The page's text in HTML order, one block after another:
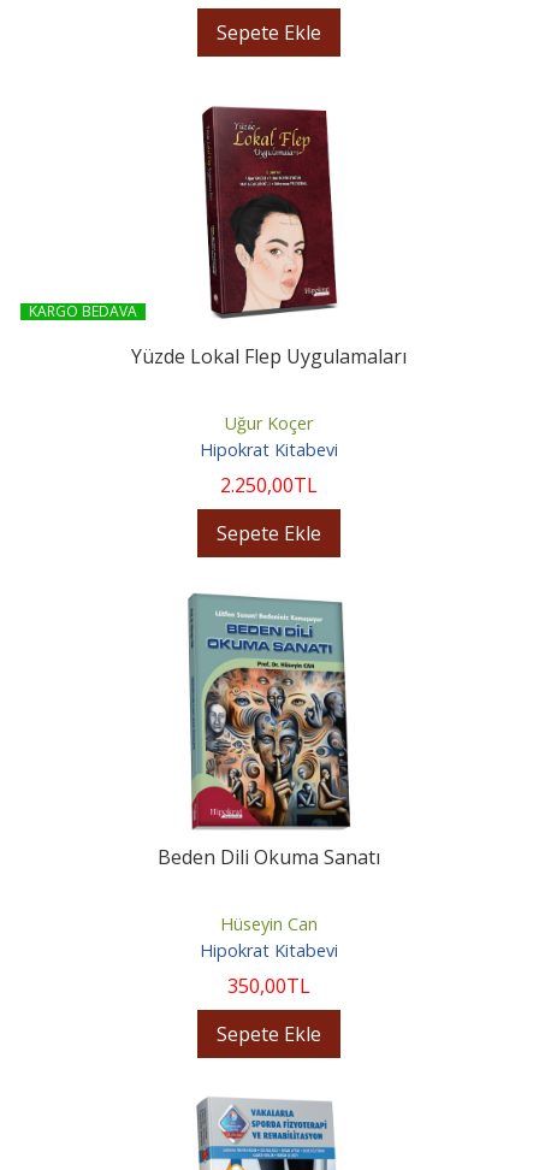
Sepete Ekle
KARGO BEDAVA
Yüzde Lokal Flep Uygulamaları
Uğur Koçer
Hipokrat Kitabevi
2.250,00TL
Sepete Ekle
Beden Dili Okuma Sanatı
Hüseyin Can
Hipokrat Kitabevi
350,00TL
Sepete Ekle